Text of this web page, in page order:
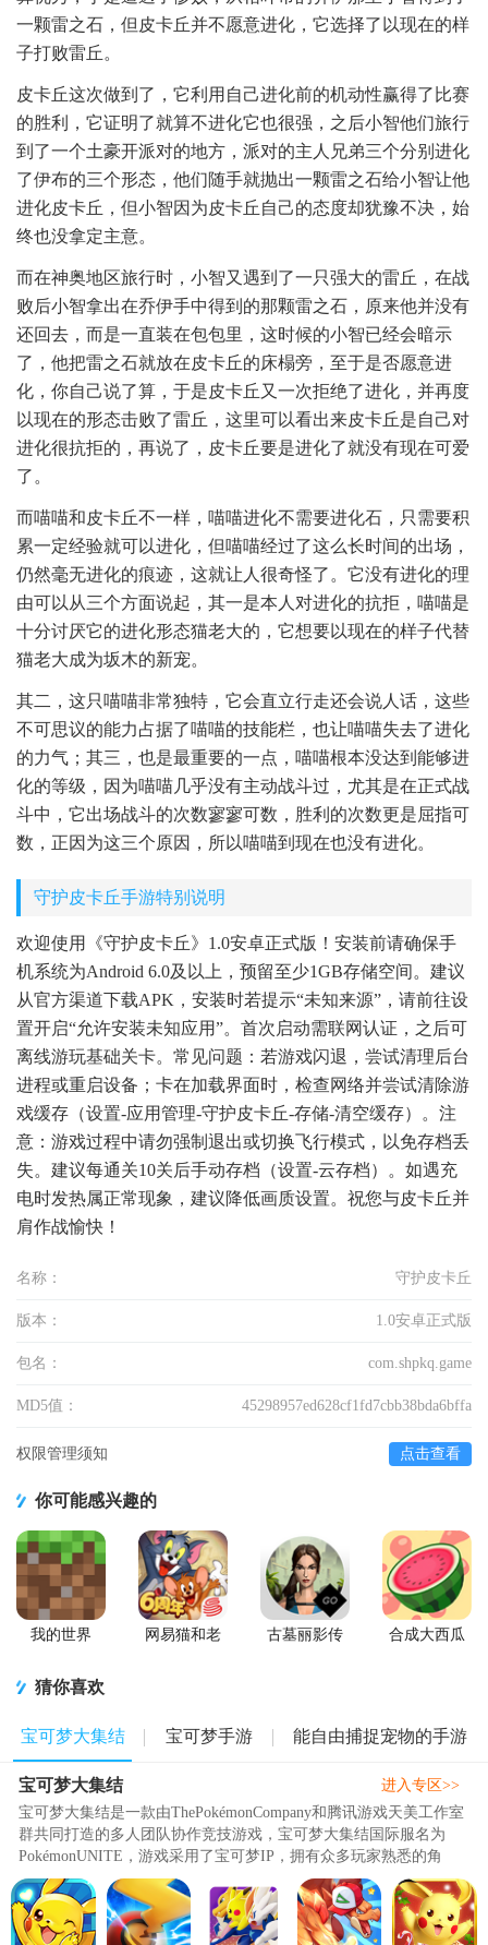
一颗雷之石，但皮卡丘并不愿意进化，它选择了以现在的样
子打败雷丘。
皮卡丘这次做到了，它利用自己进化前的机动性赢得了比赛
的胜利，它证明了就算不进化它也很强，之后小智他们旅行
到了一个土豪开派对的地方，派对的主人兄弟三个分别进化
了伊布的三个形态，他们随手就抛出一颗雷之石给小智让他
进化皮卡丘，但小智因为皮卡丘自己的态度却犹豫不决，始
终也没拿定主意。
而在神奥地区旅行时，小智又遇到了一只强大的雷丘，在战
败后小智拿出在乔伊手中得到的那颗雷之石，原来他并没有
还回去，而是一直装在包包里，这时候的小智已经会暗示
了，他把雷之石就放在皮卡丘的床榻旁，至于是否愿意进
化，你自己说了算，于是皮卡丘又一次拒绝了进化，并再度
以现在的形态击败了雷丘，这里可以看出来皮卡丘是自己对
进化很抗拒的，再说了，皮卡丘要是进化了就没有现在可爱
了。
而喵喵和皮卡丘不一样，喵喵进化不需要进化石，只需要积
累一定经验就可以进化，但喵喵经过了这么长时间的出场，
仍然毫无进化的痕迹，这就让人很奇怪了。它没有进化的理
由可以从三个方面说起，其一是本人对进化的抗拒，喵喵是
十分讨厌它的进化形态猫老大的，它想要以现在的样子代替
猫老大成为坂木的新宠。
其二，这只喵喵非常独特，它会直立行走还会说人话，这些
不可思议的能力占据了喵喵的技能栏，也让喵喵失去了进化
的力气；其三，也是最重要的一点，喵喵根本没达到能够进
化的等级，因为喵喵几乎没有主动战斗过，尤其是在正式战
斗中，它出场战斗的次数寥寥可数，胜利的次数更是屈指可
数，正因为这三个原因，所以喵喵到现在也没有进化。
守护皮卡丘手游特别说明
欢迎使用《守护皮卡丘》1.0安卓正式版！安装前请确保手
机系统为Android 6.0及以上，预留至少1GB存储空间。建议
从官方渠道下载APK，安装时若提示“未知来源”，请前往设
置开启“允许安装未知应用”。首次启动需联网认证，之后可
离线游玩基础关卡。常见问题：若游戏闪退，尝试清理后台
进程或重启设备；卡在加载界面时，检查网络并尝试清除游
戏缓存（设置-应用管理-守护皮卡丘-存储-清空缓存）。注
意：游戏过程中请勿强制退出或切换飞行模式，以免存档丢
失。建议每通关10关后手动存档（设置-云存档）。如遇充
电时发热属正常现象，建议降低画质设置。祝您与皮卡丘并
肩作战愉快！
名称： 守护皮卡丘
版本： 1.0安卓正式版
包名： com.shpkq.game
MD5值： 45298957ed628cf1fd7cbb38bda6bffa
权限管理须知 点击查看
你可能感兴趣的
我的世界
网易猫和老
古墓丽影传
合成大西瓜
猜你喜欢
宝可梦大集结 宝可梦手游 能自由捕捉宠物的手游
宝可梦大集结
宝可梦大集结是一款由ThePokémonCompany和腾讯游戏天美工作室
群共同打造的多人团队协作竞技游戏，宝可梦大集结国际服名为
PokémonUNITE，游戏采用了宝可梦IP，拥有众多玩家熟悉的角
色。玩法独特融合了MOBA和RPG元素..
进入专区>>